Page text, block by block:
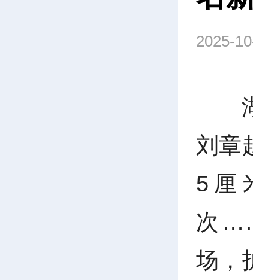
2025-
刘章
5厘
次
场，